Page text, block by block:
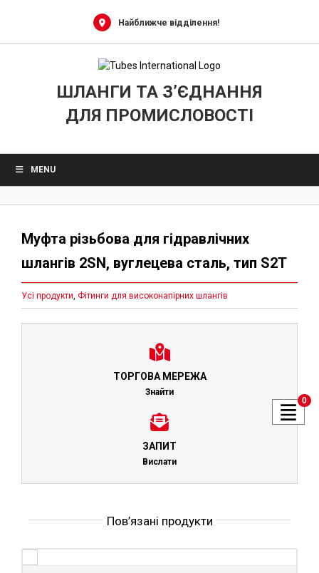
Найближче відділення!
ШЛАНГИ ТА З’ЄДНАННЯ
ДЛЯ ПРОМИСЛОВОСТІ
MENU
Муфта різьбова для гідравлічних
шлангів 2SN, вуглецева сталь, тип S2T
Усі продукти, Фітинги для високонапірних шлангів
ТОРГОВА МЕРЕЖА
Знайти
ЗАПИТ
Вислати
Пов’язані продукти
0